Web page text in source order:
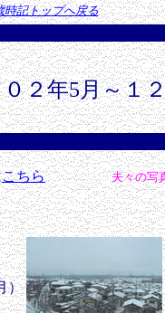
時記トップへ戻る
２年5月～１
こちら 夫々の写
）